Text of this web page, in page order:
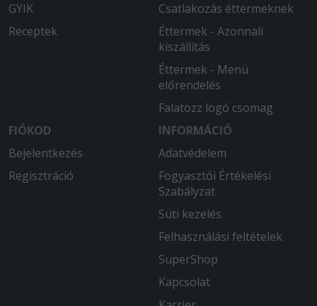
GYIK
Receptek
Csatlakozás éttermeknek
Éttermek - Azonnali
kiszállítás
Éttermek - Menü
előrendelés
Falatozz logó csomag
FIÓKOD
Bejelentkezés
Regisztráció
INFORMÁCIÓ
Adatvédelem
Fogyasztói Értékelési
Szabályzat
Süti kezelés
Felhasználási feltételek
SuperShop
Kapcsolat